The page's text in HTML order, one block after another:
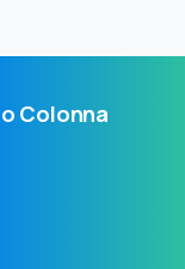
Colonna